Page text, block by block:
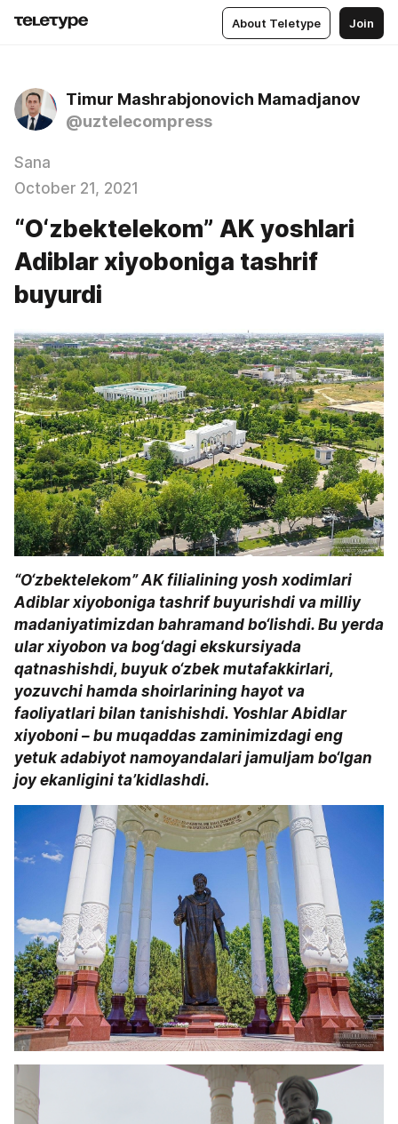
About Teletype Join
Timur Mashrabjonovich Mamadjanov
@uztelecompress
Sana
October 21, 2021
“O‘zbektelekom” AK yoshlari
Adiblar xiyoboniga tashrif
buyurdi
“O‘zbektelekom” AK filialining yosh xodimlari
Adiblar xiyoboniga tashrif buyurishdi va milliy
madaniyatimizdan bahramand bo‘lishdi. Bu yerda
ular xiyobon va bog‘dagi ekskursiyada
qatnashishdi, buyuk o‘zbek mutafakkirlari,
yozuvchi hamda shoirlarining hayot va
faoliyatlari bilan tanishishdi. Yoshlar Abidlar
xiyoboni – bu muqaddas zaminimizdagi eng
yetuk adabiyot namoyandalari jamuljam bo‘lgan
joy ekanligini ta’kidlashdi.